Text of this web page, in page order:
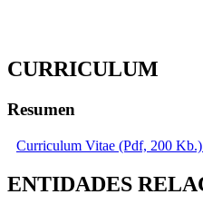
CURRICULUM
Resumen
Curriculum Vitae (Pdf, 200 Kb.)
ENTIDADES